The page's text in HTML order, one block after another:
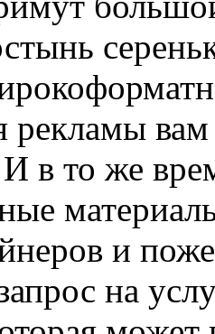
рекламы
в то же
и
на